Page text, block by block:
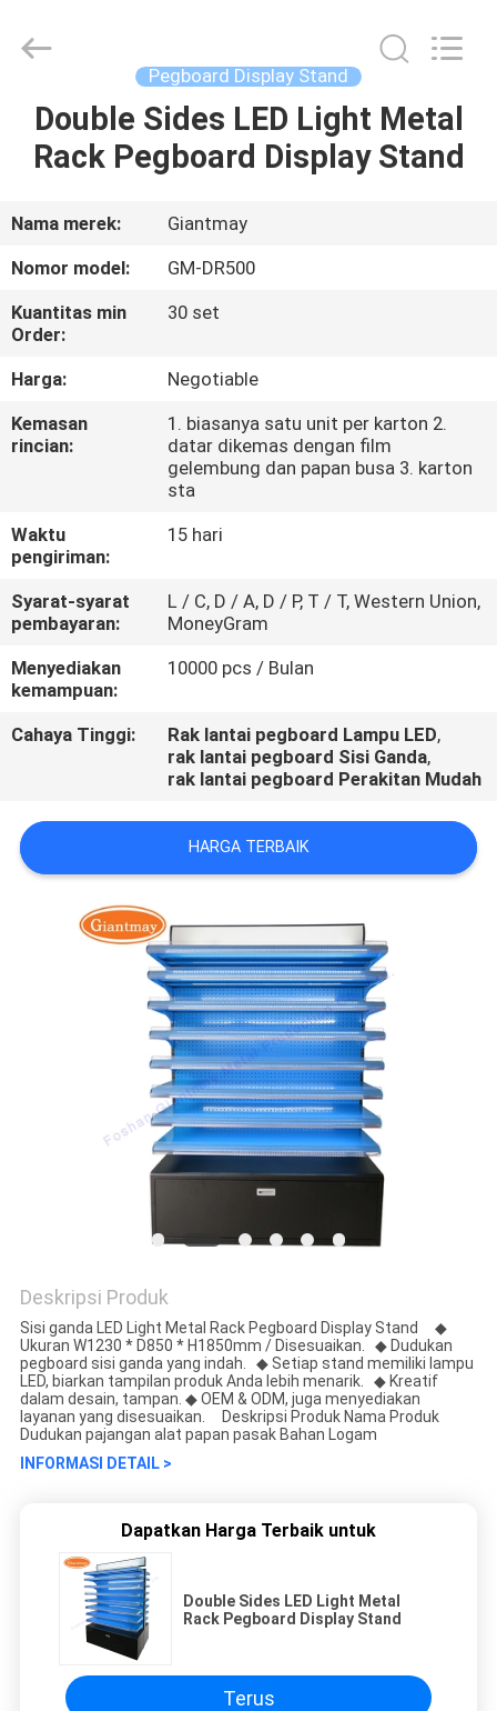
RUMAH
TENTANG
KAMI
TUR
PABRIK
HUBUNGI
KAMI
BERITA
Copyright
fsgiantmay.com.
Reserved.
Pegboard Display Stand
Double Sides LED Light Metal
Rack Pegboard Display Stand
Nama merek:
Giantmay
Nomor model:
GM-DR500
Kuantitas min
Order:
30 set
Harga:
Negotiable
Kemasan
rincian:
1. biasanya satu unit per karton 2.
datar dikemas dengan film
gelembung dan papan busa 3. karton
sta
Waktu
pengiriman:
15 hari
Syarat-syarat
pembayaran:
L / C, D / A, D / P, T / T, Western Union,
MoneyGram
Menyediakan
kemampuan:
10000 pcs / Bulan
Cahaya Tinggi: Rak lantai pegboard Lampu LED,
rak lantai pegboard Sisi Ganda,
rak lantai pegboard Perakitan Mudah
HARGA TERBAIK
Deskripsi Produk
Sisi ganda LED Light Metal Rack Pegboard Display Stand ◆
Ukuran W1230 * D850 * H1850mm / Disesuaikan. ◆ Dudukan
pegboard sisi ganda yang indah. ◆ Setiap stand memiliki lampu
LED, biarkan tampilan produk Anda lebih menarik. ◆ Kreatif
dalam desain, tampan. ◆ OEM & ODM, juga menyediakan
layanan yang disesuaikan. Deskripsi Produk Nama Produk
Dudukan pajangan alat papan pasak Bahan Logam
INFORMASI DETAIL >
Dapatkan Harga Terbaik untuk
Double Sides LED Light Metal
Rack Pegboard Display Stand
Terus